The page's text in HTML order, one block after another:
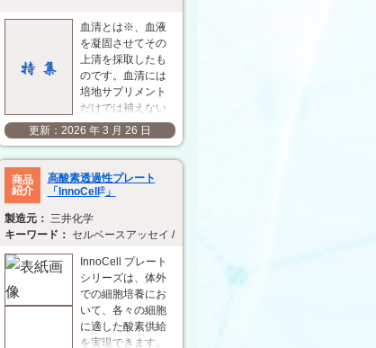
ュバントおよびレ
ポーター細胞を
30% OFF の特別価
格で提供しますの
で…
血清とは※、血液
を凝固させてその
上清を採取したも
のです。血清には
培地サプリメント
だけでは補えない
さまざまな細胞増
殖促進物質、細胞
傷害保護因子、栄
養因子などの成分
が含まれており、
～ 20% 添加して培
養に用いることが
一般的です。血清
にはウシ胎児血清
（FBS）、新生仔
ウシ血清
（NBCS）、ウマ血
清（H…
2026 年 3 月 26 日
商品
紹介
高酸素透過性プレート
「InnoCell®」
三井化学
セルベースアッセイ / 薬物動態 / 安全性試験 / ADMET / CYP
InnoCell プレート
シリーズは、体外
での細胞培養にお
いて、各々の細胞
に適した酸素供給
を実現できます。